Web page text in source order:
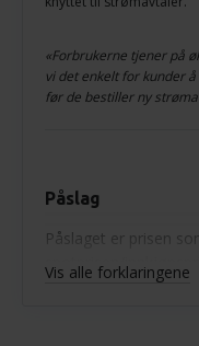
Påslag
Påslaget er prisen
spotprisen/
minustegn foran
Vis alle forklaringene
«Forbrukerne tjener på
vi det enkelt for kunder
før de bestiller ny